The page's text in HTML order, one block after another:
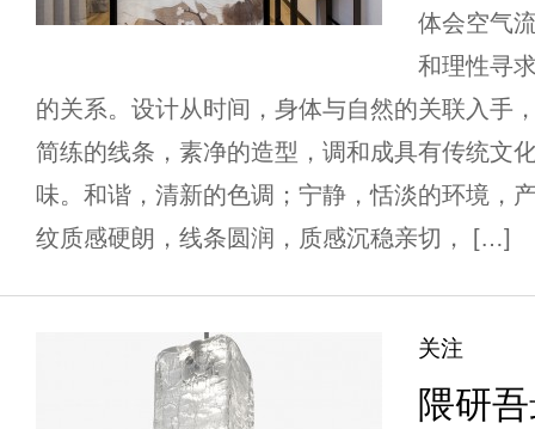
体会空气
和理性寻
的关系。设计从时间，身体与自然的关联入手
简练的线条，素净的造型，调和成具有传统文
味。和谐，清新的色调；宁静，恬淡的环境，
纹质感硬朗，线条圆润，质感沉稳亲切， […]
关注
隈研